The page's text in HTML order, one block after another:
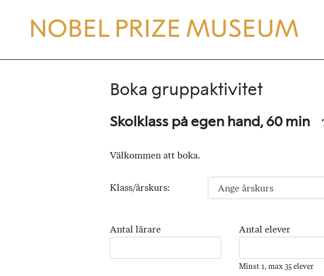
Boka gruppaktivitet
Skolklass på egen hand, 60 min
Välkommen att boka.
Klass/årskurs:
Antal lärare Antal elever
Minst 1, max 35 elever